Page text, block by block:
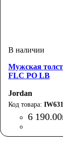
Мужская
FLC PO LB
Jordan
6 190.00